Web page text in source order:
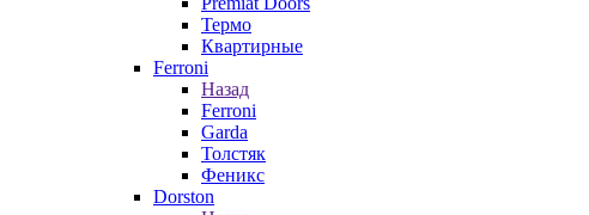
Термо
Квартирные
Ferroni
Назад
Ferroni
Garda
Толстяк
Феникс
Dorston